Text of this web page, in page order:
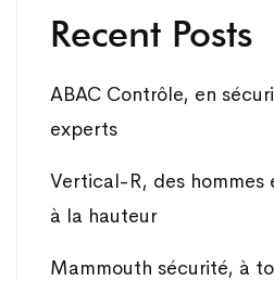
Recent Posts
ABAC Contrôle, en
experts
Vertical-R, des hommes
à la hauteur
Mammouth sécurité, à